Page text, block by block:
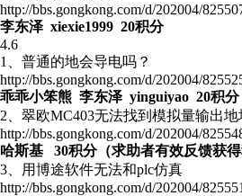
http://bbs.gongkong.com/d/202004/
李东泽 xiexie1999 20积分
4.6
1、普通的地会导电吗？
http://bbs.gongkong.com/d/202004/
乖乖小笨熊 李东泽 yinguiyao 20积分
2、翠欧MC403无法找到模拟量输出地
http://bbs.gongkong.com/d/202004/
哈斯基 30积分（求助者有效反馈获得
3、用博途软件无法和plc仿真
http://bbs.gongkong.com/d/202004/